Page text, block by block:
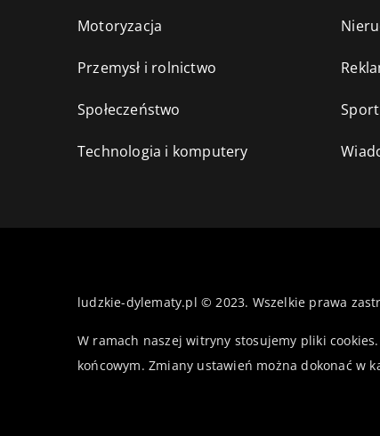
Motoryzacja
Przemysł i rolnictwo
Społeczeństwo Sport
Technologia i komputery
ludzkie-dylematy.pl © 2023. Wszelkie prawa
W ramach naszej witryny stosujemy pliki
końcowym. Zmiany ustawień można dokonać w